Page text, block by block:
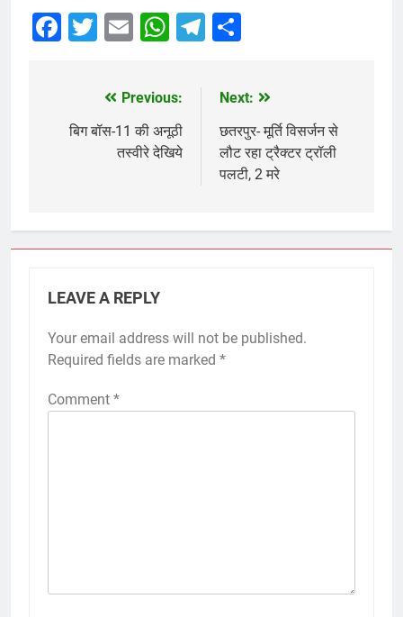
Facebook
Twitter
EmailWhatsApp
Telegram
navigation
Previous:
बिग बॉस-11 की अनूठी
तस्वीरे देखिये
Next:
छतरपुर- मूर्ति विसर्जन से
लौट रहा ट्रैक्टर ट्रॉली
पलटी, 2 मरे
LEAVE A REPLY
Your email address will not be published.
Required fields are marked *
Comment *